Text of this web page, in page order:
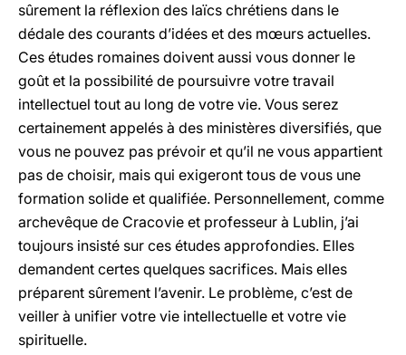
sûrement la réflexion des laïcs chrétiens dans le
dédale des courants d’idées et des mœurs actuelles.
Ces études romaines doivent aussi vous donner le
goût et la possibilité de poursuivre votre travail
intellectuel tout au long de votre vie. Vous serez
certainement appelés à des ministères diversifiés, que
vous ne pouvez pas prévoir et qu’il ne vous appartient
pas de choisir, mais qui exigeront tous de vous une
formation solide et qualifiée. Personnellement, comme
archevêque de Cracovie et professeur à Lublin, j’ai
toujours insisté sur ces études approfondies. Elles
demandent certes quelques sacrifices. Mais elles
préparent sûrement l’avenir. Le problème, c’est de
veiller à unifier votre vie intellectuelle et votre vie
spirituelle.